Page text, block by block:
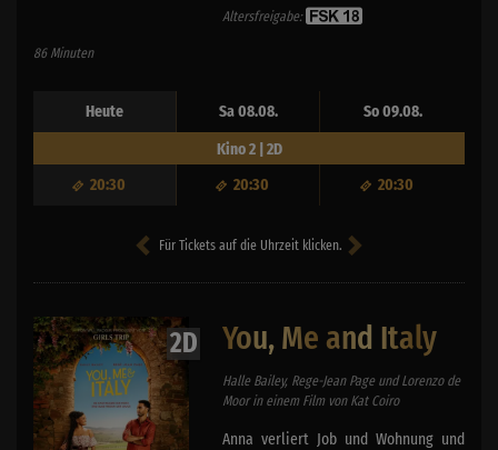
Altersfreigabe:
86 Minuten
Heute Sa 08.08. So 09.08.
20:30 20:30 20:30
Kino 2 | 2D
Für Tickets auf die Uhrzeit klicken.
2D You, Me and Italy
Halle Bailey, Rege-Jean Page und Lorenzo de
Moor in einem Film von Kat Coiro
Anna verliert Job und Wohnung und